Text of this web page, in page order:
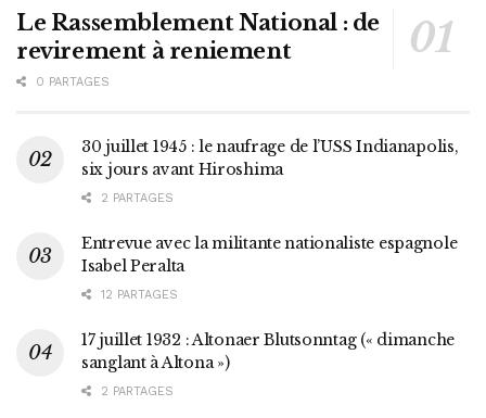
Le Rassemblement National : de
revirement à reniement
0 PARTAGES
30 juillet 1945 : le naufrage de l’USS Indianapolis,
six jours avant Hiroshima
2 PARTAGES
Entrevue avec la militante nationaliste espagnole
Isabel Peralta
12 PARTAGES
17 juillet 1932 : Altonaer Blutsonntag (« dimanche
sanglant à Altona »)
2 PARTAGES